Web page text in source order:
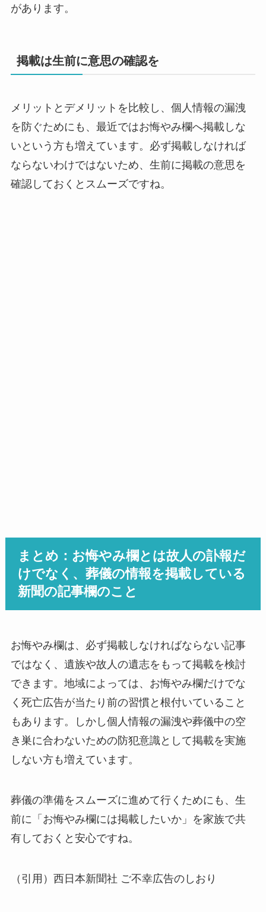
があります。
掲載は生前に意思の確認を
メリットとデメリットを比較し、個人情報の漏洩
を防ぐためにも、最近ではお悔やみ欄へ掲載しな
いという方も増えています。必ず掲載しなければ
ならないわけではないため、生前に掲載の意思を
確認しておくとスムーズですね。
まとめ：お悔やみ欄とは故人の訃報だ
けでなく、葬儀の情報を掲載している
新聞の記事欄のこと
お悔やみ欄は、必ず掲載しなければならない記事
ではなく、遺族や故人の遺志をもって掲載を検討
できます。地域によっては、お悔やみ欄だけでな
く死亡広告が当たり前の習慣と根付いていること
もあります。しかし個人情報の漏洩や葬儀中の空
き巣に合わないための防犯意識として掲載を実施
しない方も増えています。
葬儀の準備をスムーズに進めて行くためにも、生
前に「お悔やみ欄には掲載したいか」を家族で共
有しておくと安心ですね。
（引用）西日本新聞社 ご不幸広告のしおり